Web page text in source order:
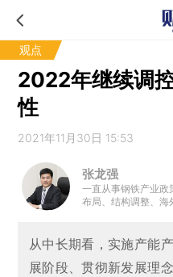
观点
2022年继续调
性
2021年11月30日 15:53
张龙强
一直从事钢铁产业政
布局、结构调整、海
从中长期看，实施产能
展阶段、贯彻新发展理